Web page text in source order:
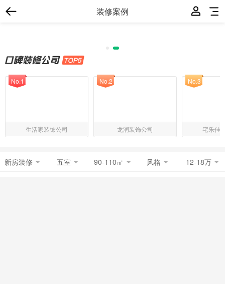
装修案例
生活家装饰公司
No.1
龙润装饰公司
No.2
宅乐佳
No.3
新房装修 五室 90-110㎡ 风格 12-18万